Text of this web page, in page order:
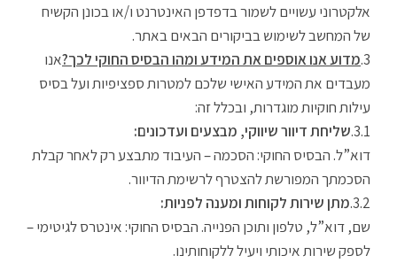
אלקטרוני עשויים לשמור בדפדפן האינטרנט ו/או בכונן הקשיח
של המחשב לשימוש בביקורים הבאים באתר.
מדוע אנו אוספים את המידע ומהו הבסיס החוקי לכך?אנו
מעבדים את המידע האישי שלכם למטרות ספציפיות ועל בסיס
עילות חוקיות מוגדרות, ובכלל זה:
שליחת דיוור שיווקי, מבצעים ועדכונים:
דוא”ל. הבסיס החוקי: הסכמה – העיבוד מתבצע רק לאחר קבלת
הסכמתך המפורשת להצטרף לרשימת הדיוור.
מתן שירות לקוחות ומענה לפניות:
שם, דוא”ל, טלפון ותוכן הפנייה. הבסיס החוקי: אינטרס לגיטימי –
לספק שירות איכותי ויעיל ללקוחותינו.